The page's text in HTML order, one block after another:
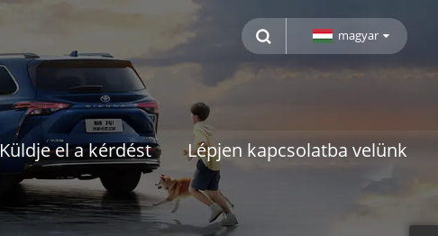
magyar
Küldje el a kérdést Lépjen kapcsolatba velünk